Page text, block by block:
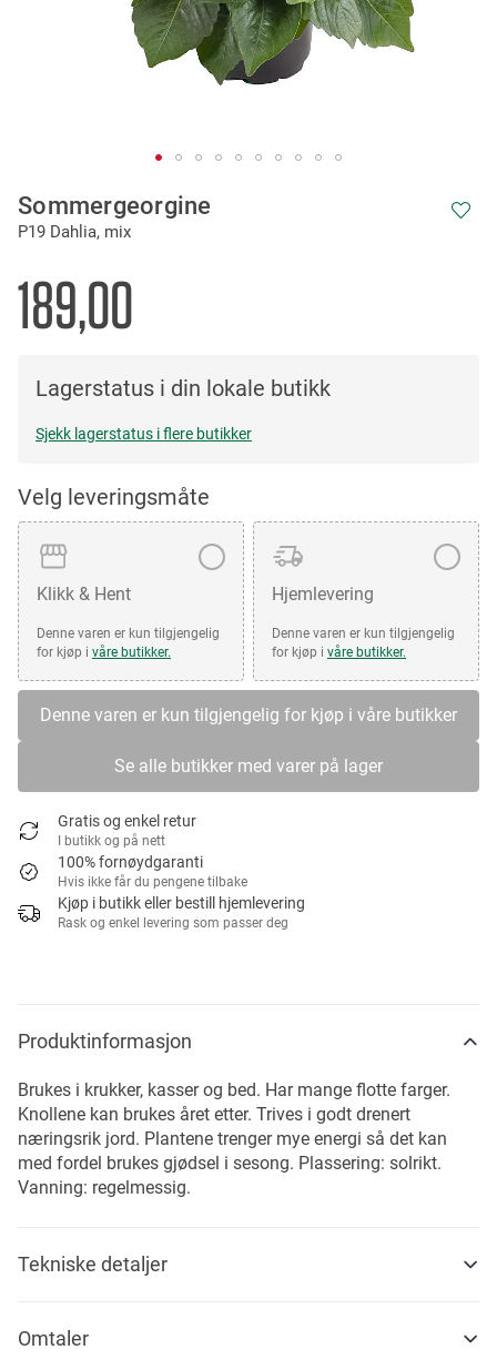
Sommergeorgine
P19 Dahlia, mix
189,00
Lagerstatus i din lokale butikk
Sjekk lagerstatus i flere butikker
Velg leveringsmåte
Klikk & Hent
Denne varen er kun tilgjengelig
for kjøp i våre butikker.
Hjemlevering
Denne varen er kun tilgjengelig
for kjøp i våre butikker.
Denne varen er kun tilgjengelig for kjøp i våre butikker
Se alle butikker med varer på lager
Gratis og enkel retur
I butikk og på nett
100% fornøydgaranti
Hvis ikke får du pengene tilbake
Kjøp i butikk eller bestill hjemlevering
Rask og enkel levering som passer deg
to
the
of
the
images
Produktinformasjon
Brukes i krukker, kasser og bed. Har mange flotte farger.
Knollene kan brukes året etter. Trives i godt drenert
næringsrik jord. Plantene trenger mye energi så det kan
med fordel brukes gjødsel i sesong. Plassering: solrikt.
Vanning: regelmessig.
Tekniske detaljer
Omtaler